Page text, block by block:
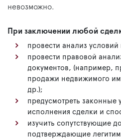
невозможно.
При заключении любой
провести анализ условий
провести правовой
документов, (например,
продажи недвижимого
др.);
предусмотреть законные
исполнения сделки и
изучить сопутствующие
подтверждающие